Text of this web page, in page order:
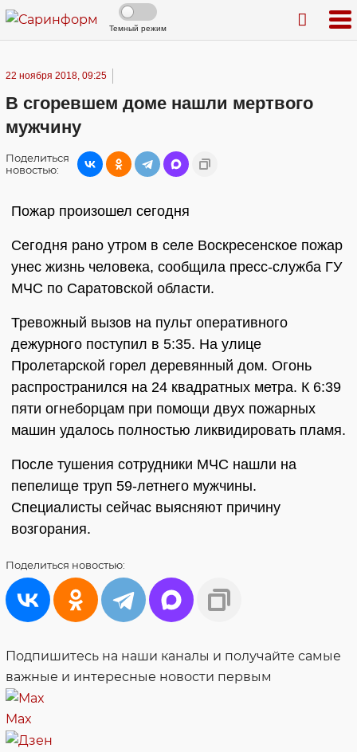
Темный режим
22 ноября 2018, 09:25
В сгоревшем доме нашли мертвого
мужчину
Поделиться
новостью:
Пожар произошел сегодня
Сегодня рано утром в селе Воскресенское пожар
унес жизнь человека, сообщила пресс-служба ГУ
МЧС по Саратовской области.
Тревожный вызов на пульт оперативного
дежурного поступил в 5:35. На улице
Пролетарской горел деревянный дом. Огонь
распространился на 24 квадратных метра. К 6:39
пяти огнеборцам при помощи двух пожарных
машин удалось полностью ликвидировать пламя.
После тушения сотрудники МЧС нашли на
пепелище труп 59-летнего мужчины.
Специалисты сейчас выясняют причину
возгорания.
Поделиться новостью:
Подпишитесь на наши каналы и получайте самые
важные и интересные новости первым
Max